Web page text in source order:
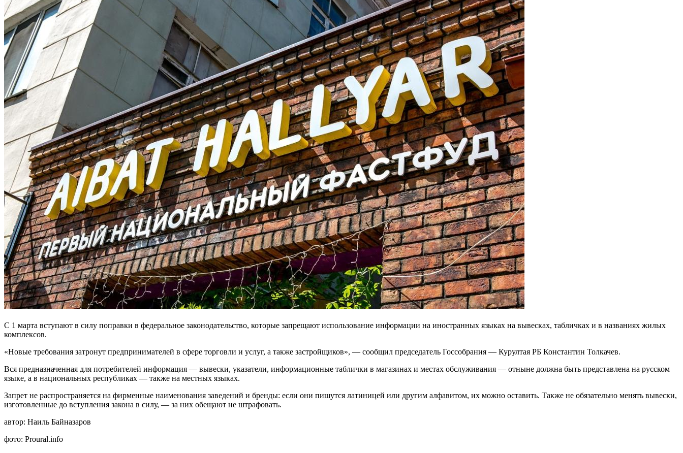
С 1 марта вступают в силу поправки в федеральное законодательство, которые запрещают использование информации на иностранных языках на вывесках, табличках и в названиях жилых
комплексов.
«Новые требования затронут предпринимателей в сфере торговли и услуг, а также застройщиков», — сообщил председатель Госсобрания — Курултая РБ Константин Толкачев.
Вся предназначенная для потребителей информация — вывески, указатели, информационные таблички в магазинах и местах обслуживания — отныне должна быть представлена на русском
языке, а в национальных республиках — также на местных языках.
Запрет не распространяется на фирменные наименования заведений и бренды: если они пишутся латиницей или другим алфавитом, их можно оставить. Также не обязательно менять вывески,
изготовленные до вступления закона в силу, — за них обещают не штрафовать.
автор: Наиль Байназаров
фото: Proural.info